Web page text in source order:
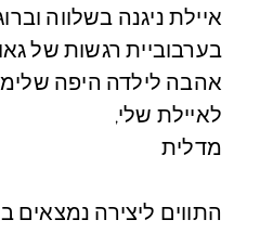
איילת ניגנה בשלווה
בערבוביית רגשות של
אהבה לילדה היפה
לאיילת שלי,
מדלית
התווים ליצירה נמצאים